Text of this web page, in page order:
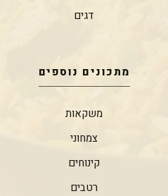
דגים
מתכונים נוספים
משקאות
צמחוני
קינוחים
רטבים